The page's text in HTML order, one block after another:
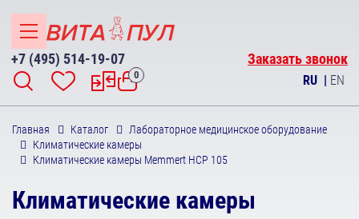
+7 (495) 514-19-07 Заказать звонок
0 RU | EN
Главная Каталог
Лабораторное медицинское оборудование
Климатические камеры
Климатические камеры Memmert HCP 105
Климатические камеры